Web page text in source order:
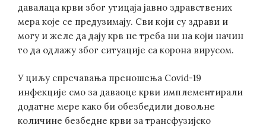
давалаца крви због утицаја јавно здравствених
мера које се предузимају. Сви који су здрави и
могу и желе да дају крв не треба ни на који начин
то да одлажу због ситуације са корона вирусом.
У циљу спречавања преношења Covid-19
инфекције смо за даваоце крви имплементирали
додатне мере како би обезбедили довољне
количине безбедне крви за трансфузијско